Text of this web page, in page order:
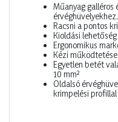
Műanyag galléros
Racsni a pontos
Kioldási
Ergonomikus
Kézi
Egyetlen betét
10 mm²
Oldalsó
krimpelési profillal